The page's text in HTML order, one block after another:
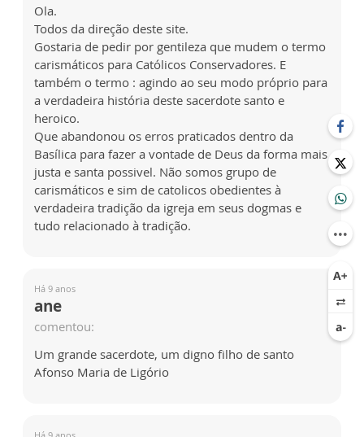
Ola.
Todos da direção deste site.
Gostaria de pedir por gentileza que mudem o termo
carismáticos para Católicos Conservadores. E
também o termo : agindo ao seu modo próprio para
a verdadeira história deste sacerdote santo e
heroico.
Que abandonou os erros praticados dentro da
Basílica para fazer a vontade de Deus da forma mais
justa e santa possivel. Não somos grupo de
carismáticos e sim de catolicos obedientes à
verdadeira tradição da igreja em seus dogmas e
tudo relacionado à tradição.
Há 9 anos
ane
comentou:
Um grande sacerdote, um digno filho de santo
Afonso Maria de Ligório